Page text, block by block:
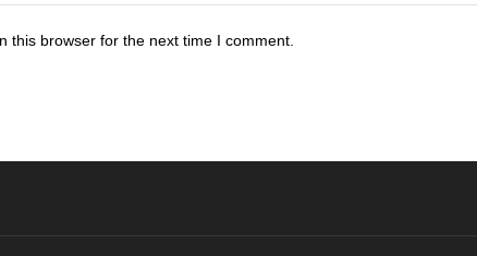
this browser for the next time I comment.